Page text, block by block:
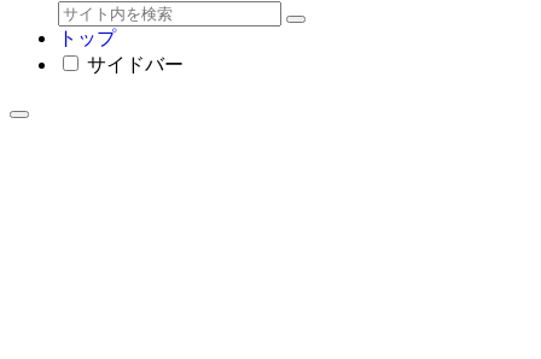
トップ
サイドバー